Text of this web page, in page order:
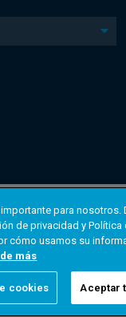
para nosotros.
de privacidad y
cómo usamos su
más
cookies Aceptar